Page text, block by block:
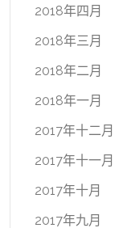
2018年四月
2018年三月
2018年二月
2018年一月
2017年十二月
2017年十一月
2017年十月
2017年九月